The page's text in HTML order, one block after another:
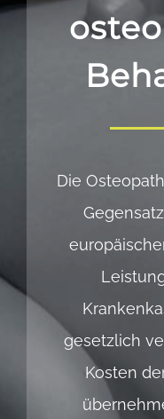
Die
gesetzlich
Kosten